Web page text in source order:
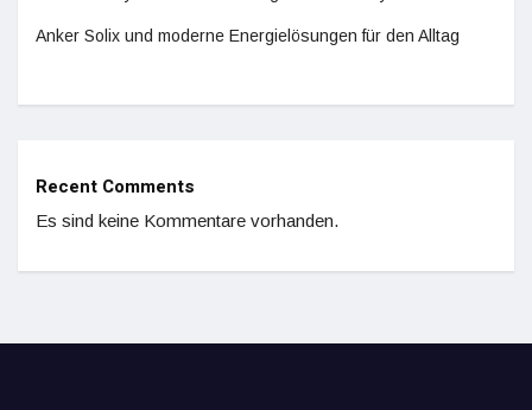
Anker Solix und moderne Energielösungen für den Alltag
Recent Comments
Es sind keine Kommentare vorhanden.